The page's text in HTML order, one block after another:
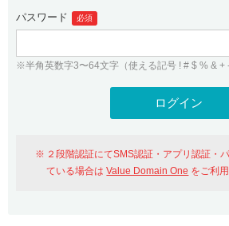
パスワード 必須
※半角英数字3〜64文字（使える記号 ! # $ % & + -
２段階認証にてSMS認証・アプリ認証・
ている場合はValue Domain One をご利